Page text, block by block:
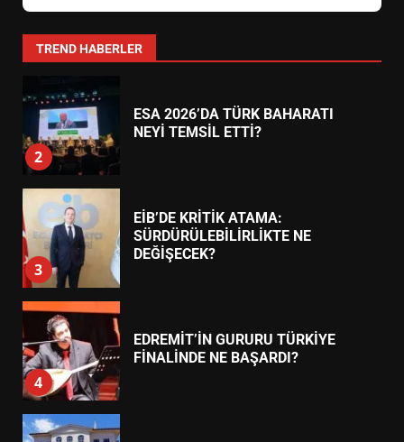
TREND HABERLER
1
HAREKETE GEÇİYOR: GÖZLER
2
ESA 2026’DA TÜRK BAHARATI
NEYİ TEMSİL ETTİ?
3
EİB’DE KRİTİK ATAMA:
SÜRDÜRÜLEBİLİRLİKTE NE
DEĞİŞECEK?
4
EDREMİT’İN GURURU TÜRKİYE
FİNALİNDE NE BAŞARDI?